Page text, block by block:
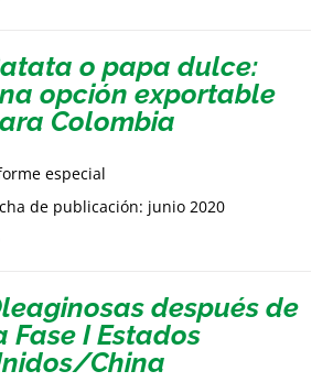
o papa dulce:
opción exportable
Colombia
especial
de publicación: junio 2020
después de
Fase I Estados
China